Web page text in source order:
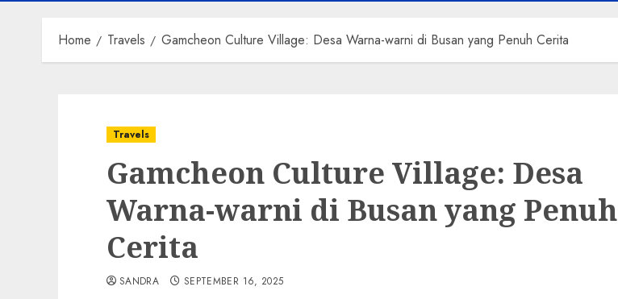
Home Travels Gamcheon Culture Village: Desa Warna-warni di Busan yang Penuh Cerita
Travels
Gamcheon Culture Village: Desa
Warna-warni di Busan yang Penuh
Cerita
SANDRA SEPTEMBER 16, 2025